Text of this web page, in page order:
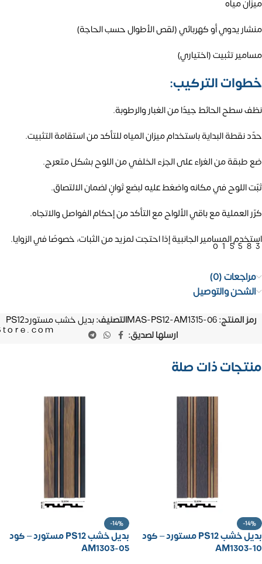
ميزان مياه
منشار يدوي أو كهربائي (لقص الأطوال حسب الحاجة)
مسامير تثبيت (اختياري)
خطوات التركيب:
نظف سطح الحائط جيدًا من الغبار والرطوبة.
حدّد نقطة البداية باستخدام ميزان المياه للتأكد من استقامة التثبيت.
ضع طبقة من الغراء على الجزء الخلفي من اللوح بشكل متعرج.
ثبّت اللوح في مكانه واضغط عليه لبضع ثوانٍ لضمان الالتصاق.
كرّر العملية مع باقي الألواح مع التأكد من إحكام الفواصل والاتجاه.
استخدم المسامير الجانبية إذا احتجت لمزيد من الثبات، خصوصًا في الزوايا.
مراجعات (0)
الشحن والتوصيل
رمز المنتج:MAS-PS12-AM1315-06التصنيف:بديل خشب مستوردPS12
ارسلها لصديق:
منتجات ذات صلة
-14%
بديل خشب PS12 مستورد – كود
AM1303-10
-14%
بديل خشب PS12 مستورد – كود
AM1303-05